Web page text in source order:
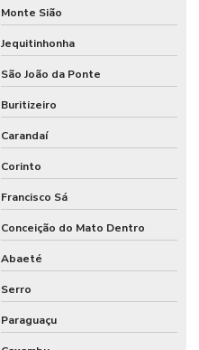
Monte Sião
Jequitinhonha
São João da Ponte
Buritizeiro
Carandaí
Corinto
Francisco Sá
Conceição do Mato Dentro
Abaeté
Serro
Paraguaçu